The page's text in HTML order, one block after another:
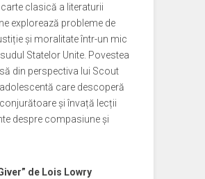
clasică a literaturii
explorează probleme de
și moralitate într-un mic
Statelor Unite. Povestea
din perspectiva lui Scout
care descoperă
și învață lecții
despre compasiune și
de Lois Lowry